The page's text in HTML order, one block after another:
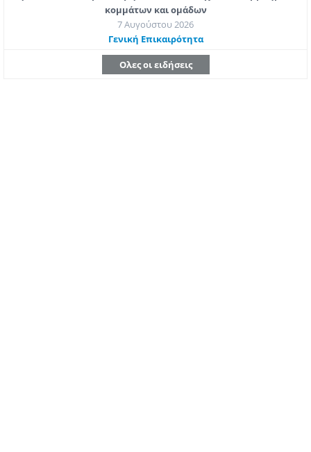
κομμάτων και ομάδων
7 Αυγούστου 2026
Γενική Επικαιρότητα
Ολες οι ειδήσεις